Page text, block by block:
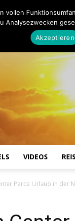
VIDEOS
Parcs: Urlaub in der
vollen
Analysezwecken
Akzeptieren